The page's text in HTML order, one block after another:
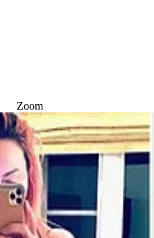
Zoom